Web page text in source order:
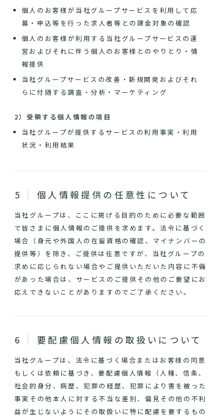
個人のお客様が当社グループサービスを利用して応
募・申込等を行った求人者等との課金対象の確認
個人のお客様が利用する当社グループサービスの運
営およびそれに伴う個人のお客様とのやりとり・情
報提供
当社グループサービスの改善・新規開発およびそれ
らに付随する調査・分析・マーケティング
2）受領する個人情報の項目
当社グループが提供するサービスの利用事実・利用
状況・利用結果
個人情報提供の任意性について
当社グループは、ここに掲げる目的のために必要な範囲
で皆さまに個人情報のご提供を求めます。法令に基づく
場合（身元や外国人の在留資格の確認、マイナンバーの
提供等）を除き、ご提供は任意ですが、当社グループの
求めに応じられない場合やご提供いただいた内容に不備
があった場合は、サービスのご提供その他のご要望にお
応えできないことがありますのでご了承ください。
要配慮個人情報の取扱いについて
当社グループは、法令に基づく場合またはお客様の同意
もしくは依頼に基づき、要配慮個人情報（人種、信条、
社会的身分、病歴、犯罪の経歴、犯罪により害を被った
事実その他本人に対する不当な差別、偏見その他の不利
益が生じないようにその取扱いに特に配慮を要するもの